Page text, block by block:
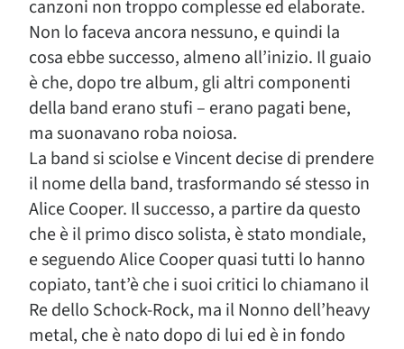
canzoni non troppo complesse ed elaborate.
Non lo faceva ancora nessuno, e quindi la
cosa ebbe successo, almeno all’inizio. Il guaio
è che, dopo tre album, gli altri componenti
della band erano stufi – erano pagati bene,
ma suonavano roba noiosa.
La band si sciolse e Vincent decise di prendere
il nome della band, trasformando sé stesso in
Alice Cooper. Il successo, a partire da questo
che è il primo disco solista, è stato mondiale,
e seguendo Alice Cooper quasi tutti lo hanno
copiato, tant’è che i suoi critici lo chiamano il
Re dello Schock-Rock, ma il Nonno dell’heavy
metal, che è nato dopo di lui ed è in fondo